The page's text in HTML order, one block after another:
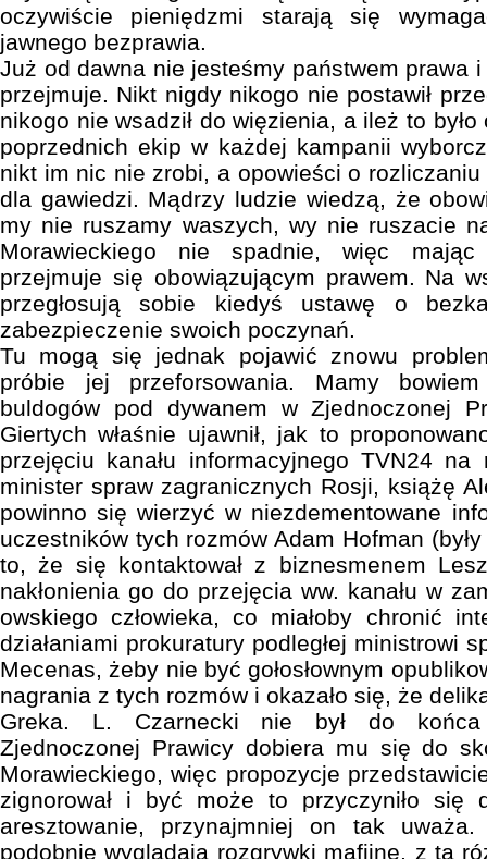
oczywiście pieniędzmi starają się
jawnego bezprawia.
Już od dawna nie jesteśmy państwem prawa
przejmuje. Nikt nigdy nikogo nie postawił
nikogo nie wsadził do więzienia, a ileż to
poprzednich ekip w każdej kampanii
nikt im nic nie zrobi, a opowieści o rozliczaniu
dla gawiedzi. Mądrzy ludzie wiedzą, że
my nie ruszamy waszych, wy nie ruszacie
Morawieckiego nie spadnie, więc
przejmuje się obowiązującym prawem. Na
przegłosują sobie kiedyś ustawę o
zabezpieczenie swoich poczynań.
Tu mogą się jednak pojawić znowu
próbie jej przeforsowania. Mamy
buldogów pod dywanem w Zjednoczonej
Giertych właśnie ujawnił, jak to
przejęciu kanału informacyjnego TVN24 na
minister spraw zagranicznych Rosji, książę
powinno się wierzyć w niezdementowane
uczestników tych rozmów Adam Hofman (były
to, że się kontaktował z biznesmenem
nakłonienia go do przejęcia ww. kanału w
owskiego człowieka, co miałoby chronić
działaniami prokuratury podległej ministrowi
Mecenas, żeby nie być gołosłownym
nagrania z tych rozmów i okazało się, że
Greka. L. Czarnecki nie był do
Zjednoczonej Prawicy dobiera mu się do
Morawieckiego, więc propozycje
zignorował i być może to przyczyniło się
aresztowanie, przynajmniej on tak
podobnie wyglądają rozgrywki mafijne, z tą